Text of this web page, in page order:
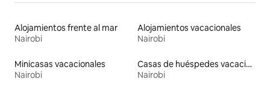
Alojamientos frente al mar
Nairobi
Alojamientos vacacionales
Nairobi
Minicasas vacacionales
Nairobi
Casas de huéspedes vacacionales
Nairobi